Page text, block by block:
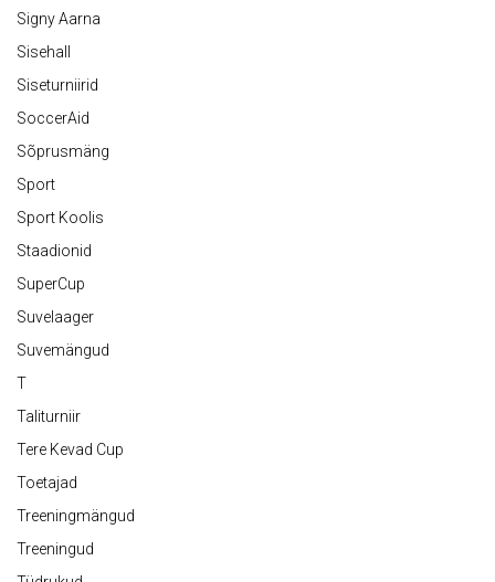
Signy Aarna
Sisehall
Siseturniirid
SoccerAid
Sõprusmäng
Sport
Sport Koolis
Staadionid
SuperCup
Suvelaager
Suvemängud
T
Taliturniir
Tere Kevad Cup
Toetajad
Treeningmängud
Treeningud